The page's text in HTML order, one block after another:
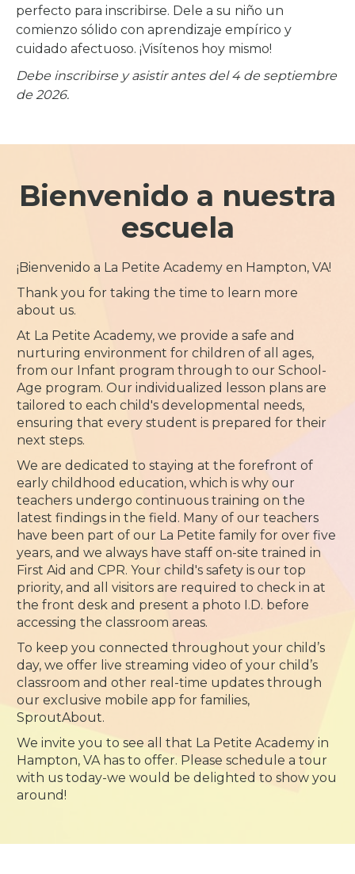
perfecto para inscribirse. Dele a su niño un
comienzo sólido con aprendizaje empírico y
cuidado afectuoso. ¡Visítenos hoy mismo!
Debe inscribirse y asistir antes del 4 de septiembre
de 2026.
Bienvenido a nuestra
escuela
¡Bienvenido a La Petite Academy en Hampton, VA!
Thank you for taking the time to learn more
about us.
At La Petite Academy, we provide a safe and
nurturing environment for children of all ages,
from our Infant program through to our School-
Age program. Our individualized lesson plans are
tailored to each child's developmental needs,
ensuring that every student is prepared for their
next steps.
We are dedicated to staying at the forefront of
early childhood education, which is why our
teachers undergo continuous training on the
latest findings in the field. Many of our teachers
have been part of our La Petite family for over five
years, and we always have staff on-site trained in
First Aid and CPR. Your child's safety is our top
priority, and all visitors are required to check in at
the front desk and present a photo I.D. before
accessing the classroom areas.
To keep you connected throughout your child’s
day, we offer live streaming video of your child’s
classroom and other real-time updates through
our exclusive mobile app for families,
SproutAbout.
We invite you to see all that La Petite Academy in
Hampton, VA has to offer. Please schedule a tour
with us today-we would be delighted to show you
around!